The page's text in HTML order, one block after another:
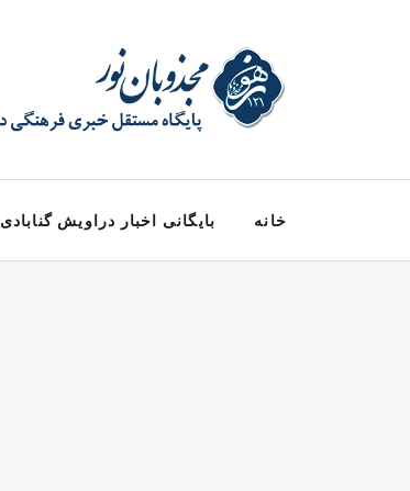
خانه بایگانی اخبار دراویش گنابادی